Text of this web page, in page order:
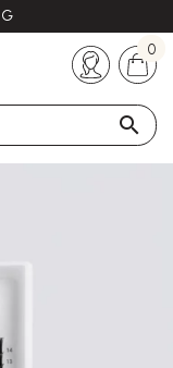
57 21 62 94

0